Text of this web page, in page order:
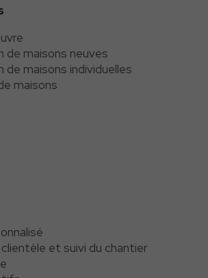
de maisons neuves
de maisons individuelles
maisons
clientèle et suivi du chantier